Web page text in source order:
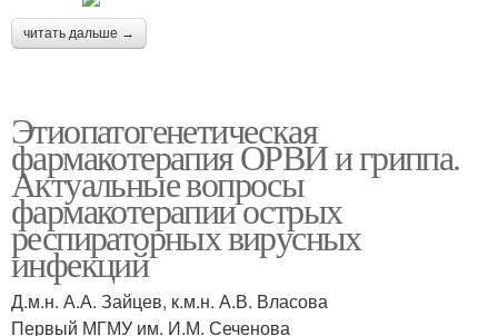
читать дальше →
Этиопатогенетическая
фармакотерапия ОРВИ и гриппа.
Актуальные вопросы
фармакотерапии острых
респираторных вирусных
инфекций
Д.м.н. А.А. Зайцев, к.м.н. А.В. Власова
Первый МГМУ им. И.М. Сеченова